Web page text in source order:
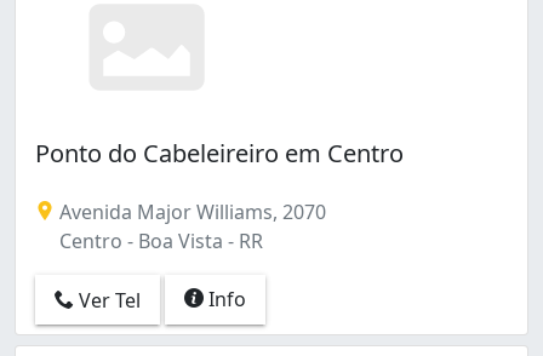
Ponto do Cabeleireiro em Centro
Avenida Major Williams, 2070
Centro - Boa Vista - RR
Ver Tel Info